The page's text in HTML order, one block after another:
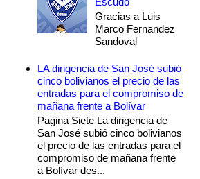
Gracias a Luis
Marco Fernandez
Sandoval
LA dirigencia de San José subió
cinco bolivianos el precio de las
entradas para el compromiso de
mañana frente a Bolívar
Pagina Siete La dirigencia de
San José subió cinco bolivianos
el precio de las entradas para el
compromiso de mañana frente
a Bolívar des...